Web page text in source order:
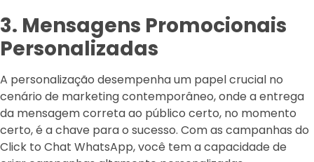
3. Mensagens Promocionais
Personalizadas
A personalização desempenha um papel crucial no
cenário de marketing contemporâneo, onde a entrega
da mensagem correta ao público certo, no momento
certo, é a chave para o sucesso. Com as campanhas do
Click to Chat WhatsApp, você tem a capacidade de